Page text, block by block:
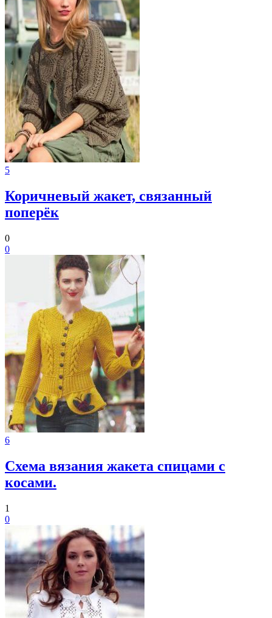
5
Коричневый жакет, связанный
поперёк
0
0
6
Схема вязания жакета спицами с
косами.
1
0